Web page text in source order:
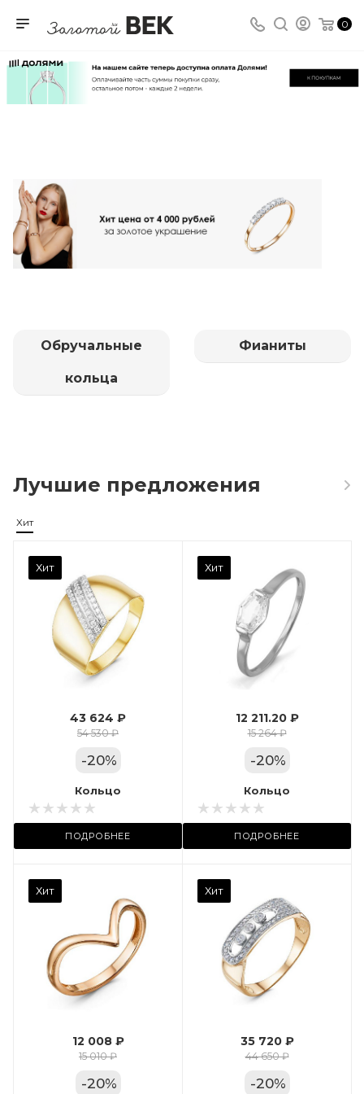
0
Обручальные
кольца
Фианиты
Лучшие предложения
Хит
Хит
43 624 ₽
54 530 ₽
-20%
Кольцо
ПОДРОБНЕЕ
Хит
Вес драгметалла
Марка (бренд)
Дельта
Фианит
Цвет золота
КРАС
Местоположение:
ТРЦ «Арена»
12 211.20 ₽
15 264 ₽
-20%
Кольцо
ПОДРОБНЕЕ
Хит
12 008 ₽
15 010 ₽
-20%
Хит
Вес драгметалла
Марка (бренд)
Дельта
Фианит
Цвет золота
КРАС
35 720 ₽
44 650 ₽
-20%